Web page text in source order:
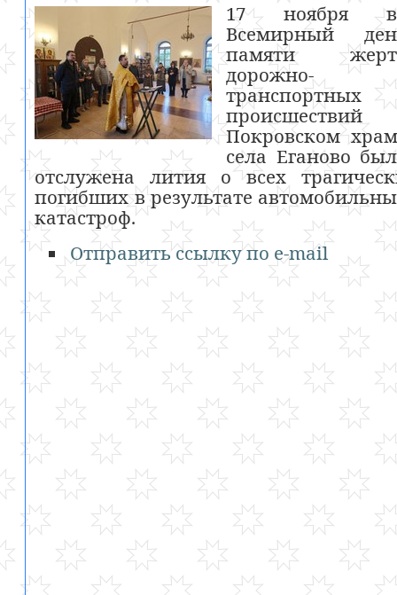
17 ноября
Всемирный
памяти
дорожно-
транспортных
происшествий
Покровском
села Еганово
отслужена лития о всех
погибших в результате
катастроф.
Отправить ссылку по e-mail